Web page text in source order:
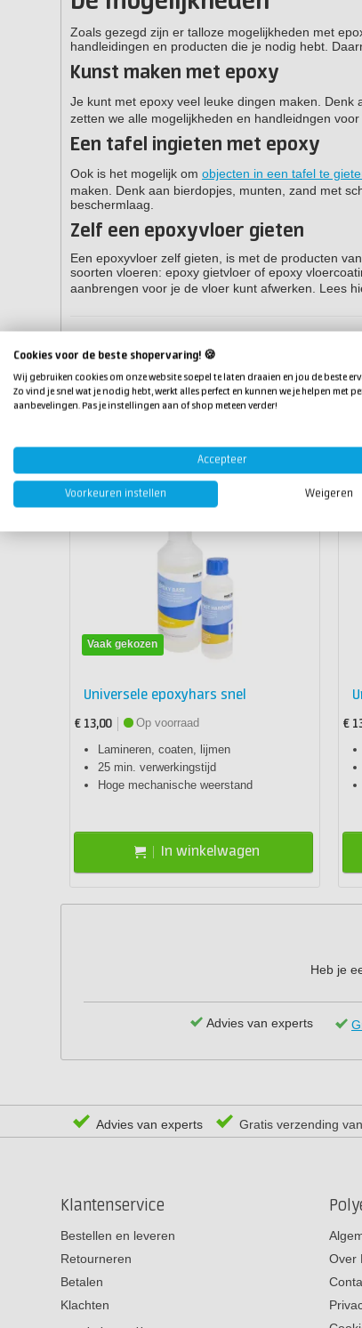
Zoals gezegd zijn er talloze mogelijkheden met
handleidingen en producten die je nodig hebt.
Kunst maken met epoxy
Je kunt met epoxy veel leuke dingen maken.
zetten we alle mogelijkheden en handleidngen voor
Een tafel ingieten met epoxy
Ook is het mogelijk om objecten in een tafel te
maken. Denk aan bierdopjes, munten, zand met
beschermlaag.
Zelf een epoxyvloer gieten
Een epoxyvloer zelf gieten, is met de producten
soorten vloeren: epoxy gietvloer of epoxy
aanbrengen voor je de vloer kunt afwerken. Lees
Neem contact op
Weet je niet zeker of het mogelijk is om het object
Product 1 van de 3
Vaak gekozen
Universele epoxyhars snel
€ 13,00
Op voorraad
Lamineren, coaten, lijmen
25 min. verwerkingstijd
Hoge mechanische weerstand
In winkelwagen
€
Heb je
Advies van experts
Advies van experts Gratis verzending
Klantenservice
Bestellen en leveren
Retourneren
Betalen
Klachten
Over
Cookies voor de beste shopervaring! 🍪
Wij gebruiken cookies om onze website soepel te laten draaien en jou de beste
Zo vind je snel wat je nodig hebt, werkt alles perfect en kunnen we je helpen met
aanbevelingen. Pas je instellingen aan of shop meteen verder!
Accepteer
Voorkeuren instellen Weigeren